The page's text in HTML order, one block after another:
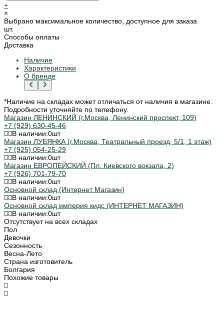
+
×
Выбрано максимальное количество, доступное для заказа
шт.
Способы оплаты
Доставка
Наличие
Характеристики
О бренде
*Наличие на складах может отличаться от наличия в магазине.
Подробности уточняйте по телефону.
Магазин ЛЕНИНСКИЙ (г.Москва, Ленинский проспект, 109)
+7 (929) 630-45-46
В наличии:0шт
Магазин ЛУБЯНКА (г.Москва, Театральный проезд, 5/1, 1 этаж)
+7 (925) 054-25-29
В наличии:0шт
Магазин ЕВРОПЕЙСКИЙ (Пл. Киевского вокзала, 2)
+7 (926) 701-79-70
В наличии:0шт
Основной склад (Интернет Магазин)
В наличии:0шт
Основной склад империя кидс (ИНТЕРНЕТ МАГАЗИН)
В наличии:0шт
Отсутствует на всех складах
Пол
Девочки
Сезонность
Весна-Лето
Страна изготовитель
Болгария
Похожие товары